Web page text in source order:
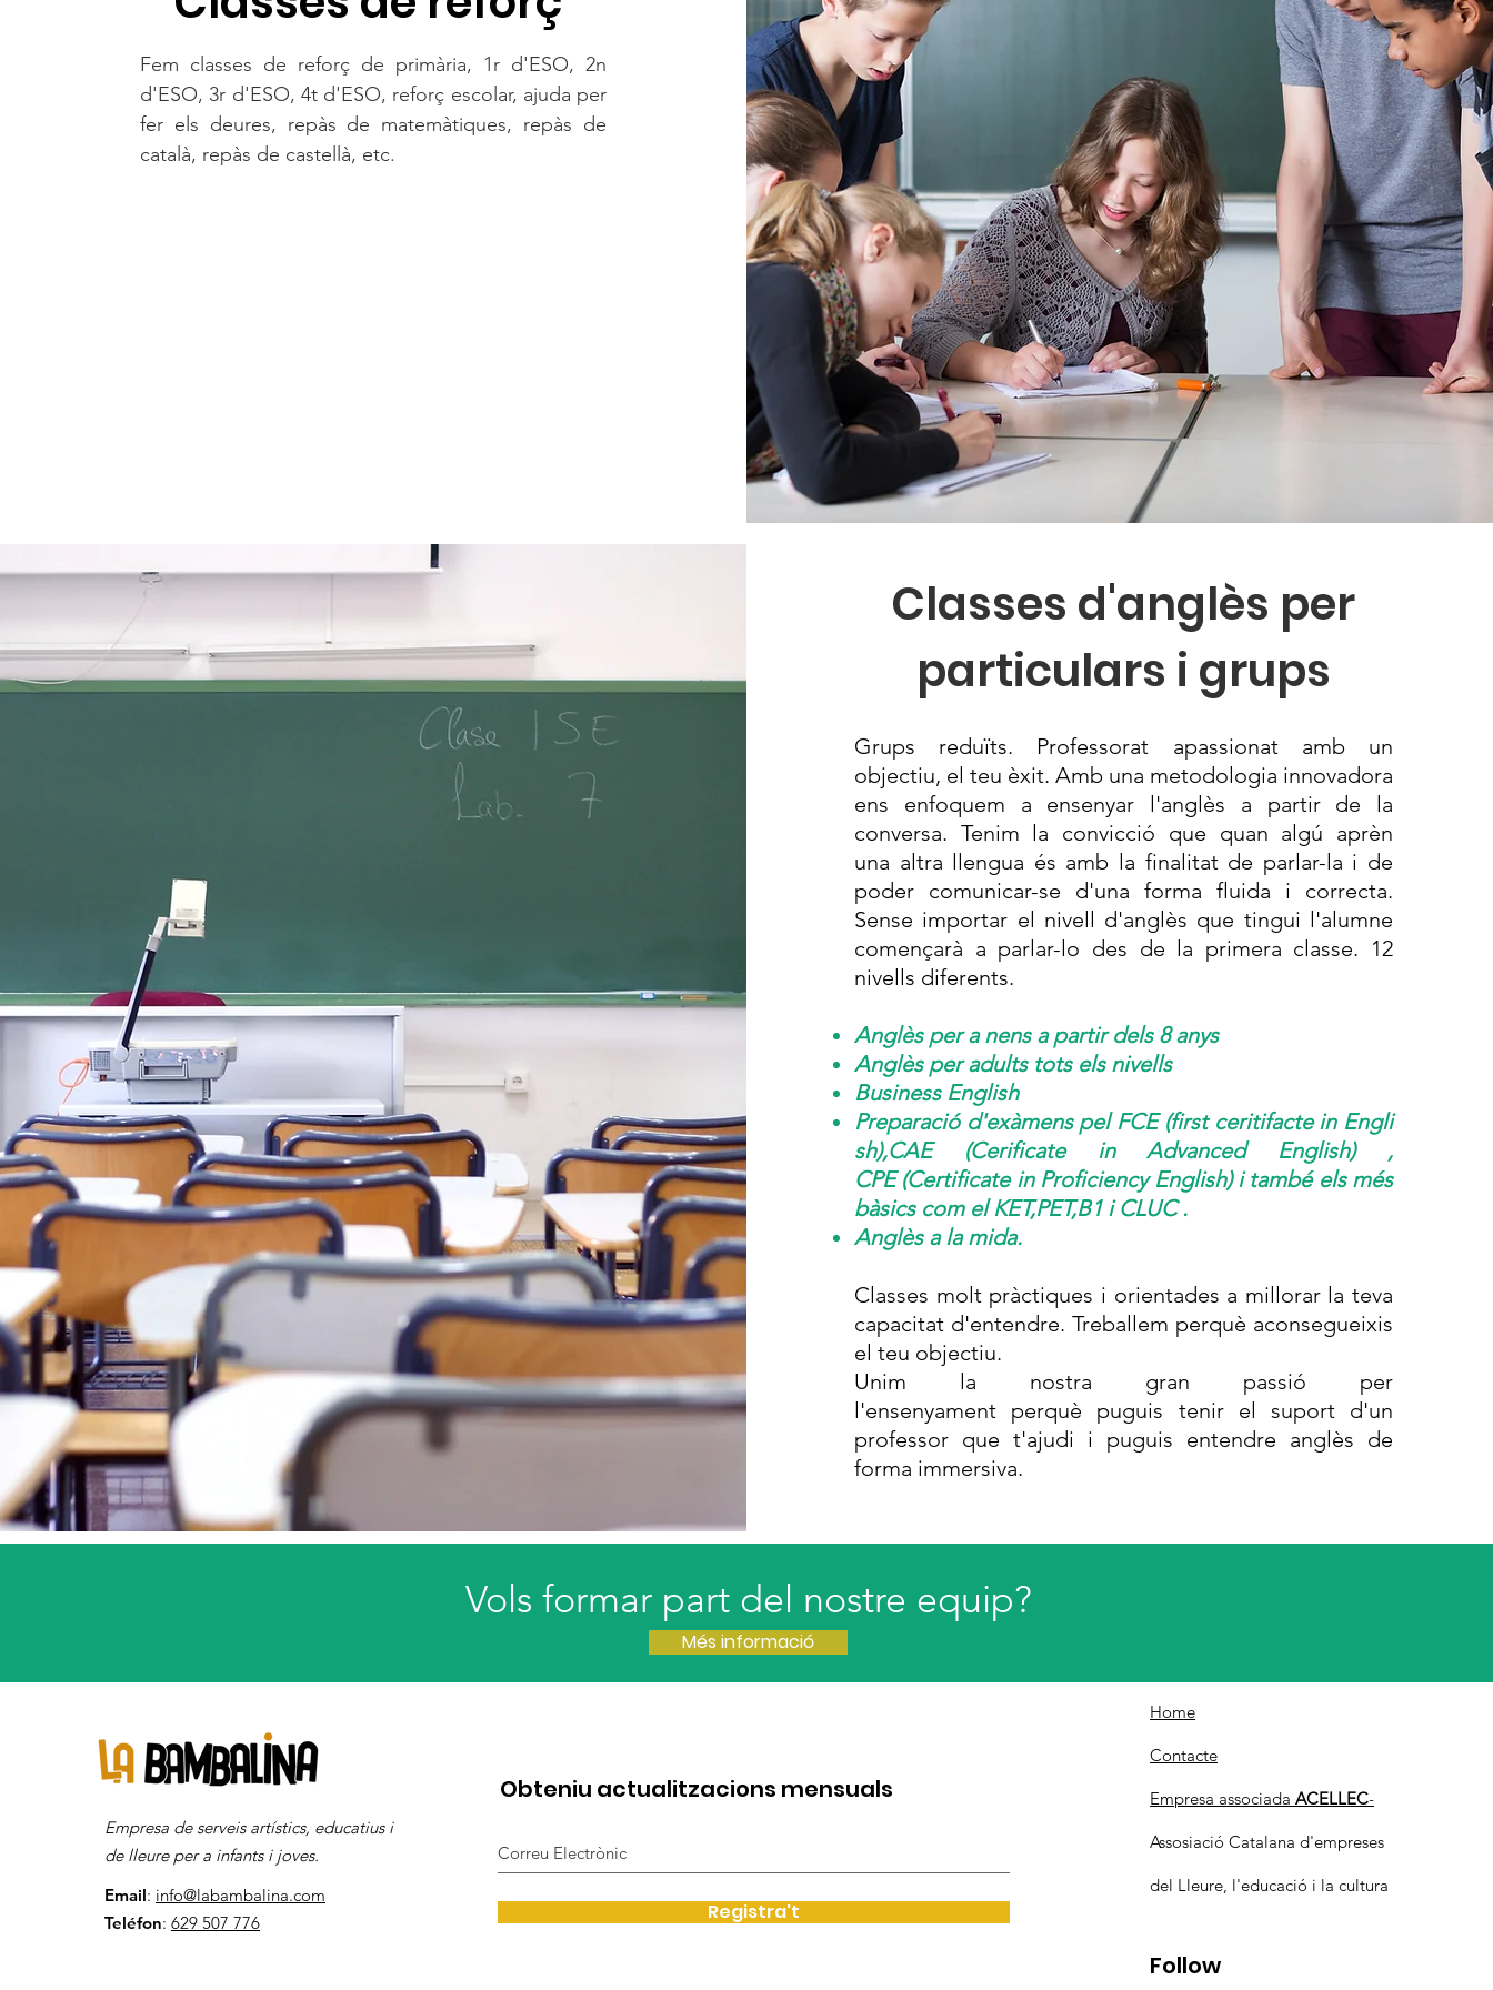
Fem classes de reforç de primària, 1r d'ESO, 2n
d'ESO, 3r d'ESO, 4t d'ESO, reforç escolar, ajuda per
fer els deures, repàs de matemàtiques, repàs de
català, repàs de castellà, etc.
Classes d'anglès per
particulars i grups
Grups reduïts. Professorat apassionat amb un
objectiu, el teu èxit. Amb una metodologia innovadora
ens enfoquem a ensenyar l'anglès a partir de la
conversa. Tenim la convicció que quan algú aprèn
una altra llengua és amb la finalitat de parlar-la i de
poder comunicar-se d'una forma fluida i correcta.
Sense importar el nivell d'anglès que tingui l'alumne
començarà a parlar-lo des de la primera classe. 12
nivells diferents.
Anglès per a nens a partir dels 8 anys
Anglès per adults tots els nivells
Business English
Preparació d'exàmens pel FCE (first ceritifacte in Engli
sh),CAE (Cerificate in Advanced English) ,
CPE (Certificate in Proficiency English) i també els més
bàsics com el KET,PET,B1 i CLUC .
Anglès a la mida.
Classes molt pràctiques i orientades a millorar la teva
capacitat d'entendre. Treballem perquè aconsegueixis
el teu objectiu.
Unim la nostra gran passió per
l'ensenyament perquè puguis tenir el suport d'un
professor que t'ajudi i puguis entendre anglès de
forma immersiva.
Empresa de serveis artístics, educatius i
de lleure per a infants i joves.
Email: info@labambalina.com
Teléfon: 629 507 776
Obteniu actualitzacions mensuals
Registra't
Home
Contacte
Empresa associada ACELLEC-
Assosiació Catalana d'empreses
del Lleure, l'educació i la cultura
Follow
Vols formar part del nostre equip?
Més informació